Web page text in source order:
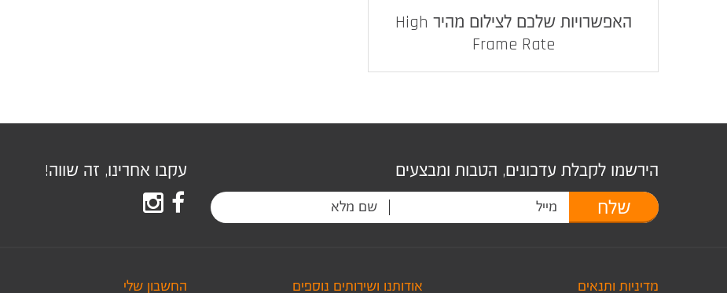
האפשרויות שלכם לצילום מהיר High
Frame Rate
עקבו אחרינו, זה שווה! הירשמו לקבלת עדכונים, הטבות ומבצעים
שלח
החשבון שלי אודותנו ושירותים נוספים מדיניות ותנאים